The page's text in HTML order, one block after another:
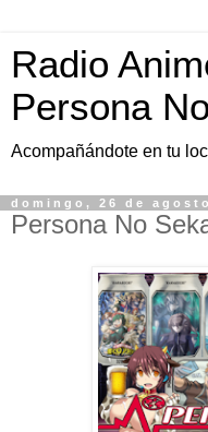
Radio
Persona
Acompañándote en tu
domingo, 26 de
Persona No